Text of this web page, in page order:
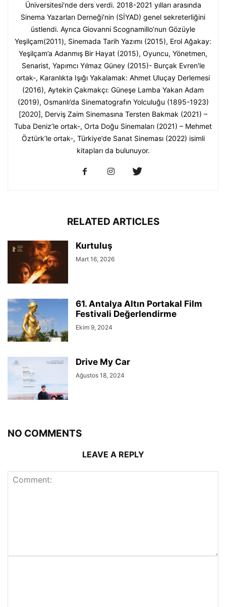
Üniversitesi'nde ders verdi. 2018-2021 yılları arasında
Sinema Yazarları Derneği'nin (SİYAD) genel sekreterliğini
üstlendi. Ayrıca Giovanni Scognamillo’nun Gözüyle
Yeşilçam(2011), Sinemada Tarih Yazımı (2015), Erol Ağakay:
Yeşilçam’a Adanmış Bir Hayat (2015), Oyuncu, Yönetmen,
Senarist, Yapımcı Yılmaz Güney (2015)- Burçak Evren'le
ortak-, Karanlıkta Işığı Yakalamak: Ahmet Uluçay Derlemesi
(2016), Aytekin Çakmakçı: Güneşe Lamba Yakan Adam
(2019), Osmanlı’da Sinematografın Yolculuğu (1895-1923)
[2020], Derviş Zaim Sinemasına Tersten Bakmak (2021) –
Tuba Deniz’le ortak-, Orta Doğu Sinemaları (2021) – Mehmet
Öztürk’le ortak-, Türkiye’de Sanat Sineması (2022) isimli
kitapları da bulunuyor.
RELATED ARTICLES
Kurtuluş
Mart 16, 2026
61. Antalya Altın Portakal Film
Festivali Değerlendirme
Ekim 9, 2024
Drive My Car
Ağustos 18, 2024
NO COMMENTS
LEAVE A REPLY